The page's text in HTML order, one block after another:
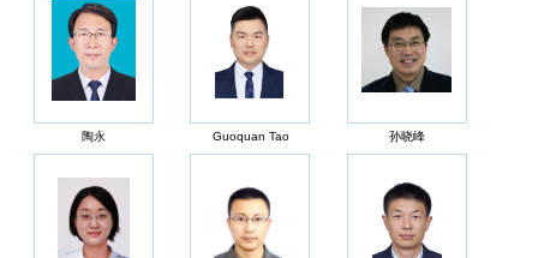
陶永 Guoquan Tao 孙晓峰